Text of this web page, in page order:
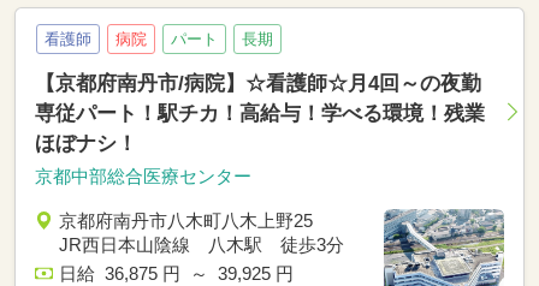
看護師 病院 パート 長期
【京都府南丹市/病院】☆看護師☆月4回～の夜勤
専従パート！駅チカ！高給与！学べる環境！残業
ほぼナシ！
京都中部総合医療センター
京都府南丹市八木町八木上野25
JR西日本山陰線 八木駅 徒歩3分
日給 36,875 円 ～ 39,925 円